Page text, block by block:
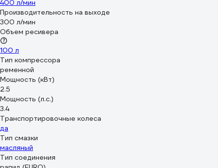
400 л/мин
Производительность на выходе
300 л/мин
Объем ресивера
100 л
Тип компрессора
ременной
Мощность (кВт)
2.5
Мощность (л.с.)
3.4
Транспортировочные колеса
да
Тип смазки
масляный
Тип соединения